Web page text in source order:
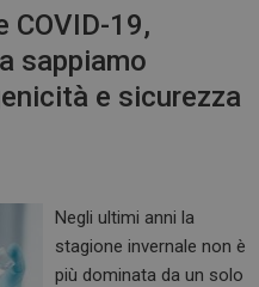
COVID-19,
sappiamo
e sicurezza
Negli ultimi anni la
stagione invernale non è
più dominata da un solo